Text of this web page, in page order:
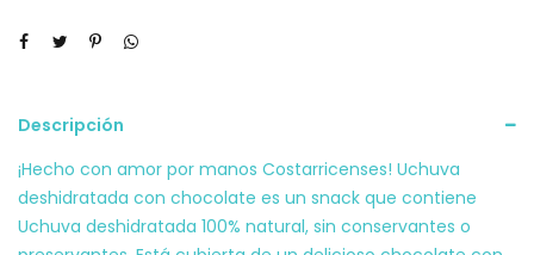
Descripción
¡Hecho con amor por manos Costarricenses! Uchuva
deshidratada con chocolate es un snack que contiene
Uchuva deshidratada 100% natural, sin conservantes o